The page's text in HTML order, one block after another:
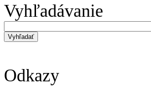
Vyhľadávanie
Odkazy